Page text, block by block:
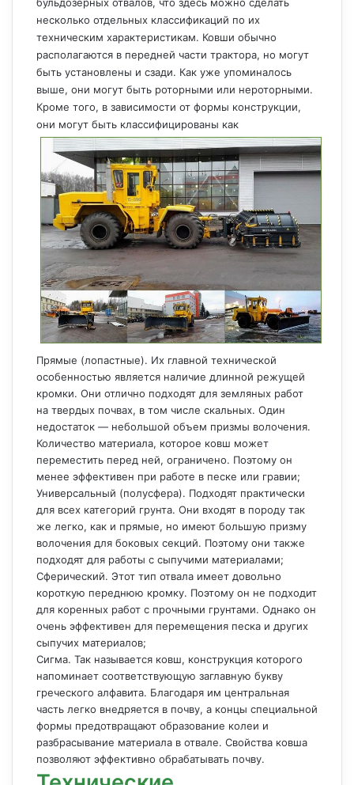
несколько отдельных классификаций по их
техническим характеристикам. Ковши обычно
располагаются в передней части трактора, но могут
быть установлены и сзади. Как уже упоминалось
выше, они могут быть роторными или нероторными.
Кроме того, в зависимости от формы конструкции,
они могут быть классифицированы как
Прямые (лопастные). Их главной технической
особенностью является наличие длинной режущей
кромки. Они отлично подходят для земляных работ
на твердых почвах, в том числе скальных. Один
недостаток — небольшой объем призмы волочения.
Количество материала, которое ковш может
переместить перед ней, ограничено. Поэтому он
менее эффективен при работе в песке или гравии;
Универсальный (полусфера). Подходят практически
для всех категорий грунта. Они входят в породу так
же легко, как и прямые, но имеют большую призму
волочения для боковых секций. Поэтому они также
подходят для работы с сыпучими материалами;
Сферический. Этот тип отвала имеет довольно
короткую переднюю кромку. Поэтому он не подходит
для коренных работ с прочными грунтами. Однако он
очень эффективен для перемещения песка и других
сыпучих материалов;
Сигма. Так называется ковш, конструкция которого
напоминает соответствующую заглавную букву
греческого алфавита. Благодаря им центральная
часть легко внедряется в почву, а концы специальной
формы предотвращают образование колеи и
разбрасывание материала в отвале. Свойства ковша
позволяют эффективно обрабатывать почву.